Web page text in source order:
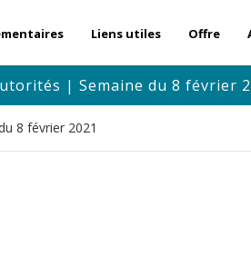
Liens utiles Offre
| Semaine du 8 février
8 février 2021